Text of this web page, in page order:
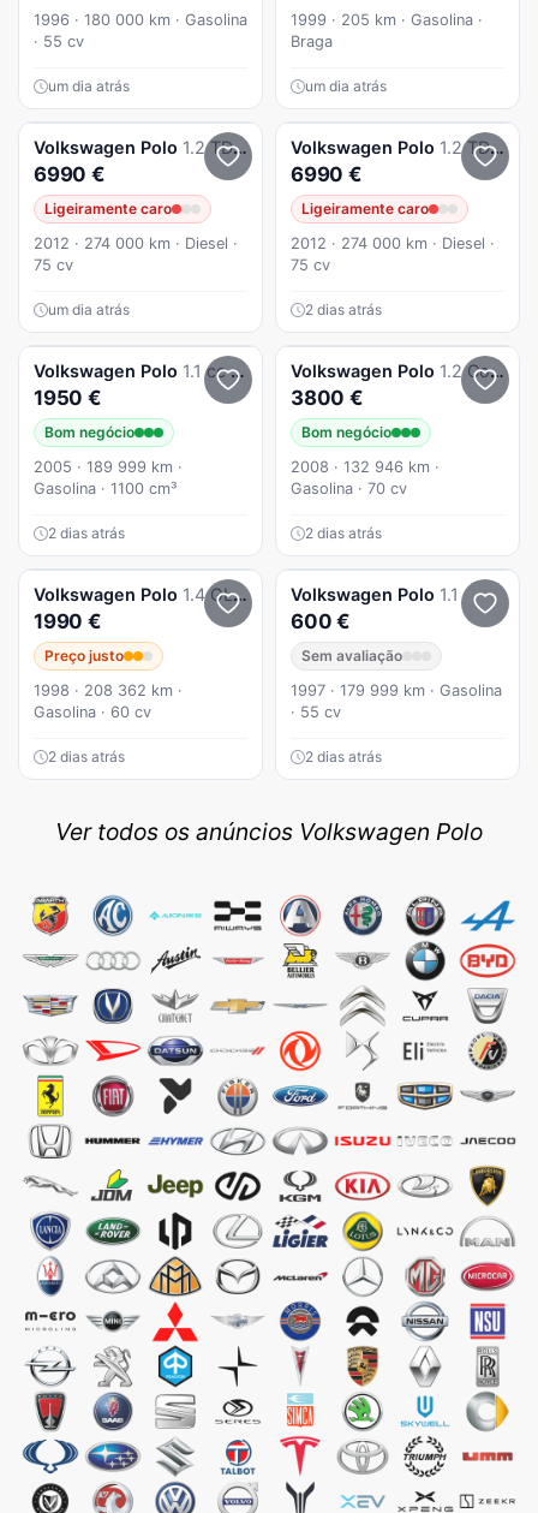
1996 · 180 000 km · Gasolina
· 55 cv
um dia atrás
1999 · 205 km · Gasolina ·
Braga
um dia atrás
Volkswagen Polo 1.2 TDi BlueMotion
6990 €
Ligeiramente caro
2012 · 274 000 km · Diesel ·
75 cv
um dia atrás
Volkswagen Polo 1.2 TDi BlueMotion
6990 €
Ligeiramente caro
2012 · 274 000 km · Diesel ·
75 cv
2 dias atrás
Volkswagen Polo 1.1 cc inspecção ate 2028
1950 €
Bom negócio
2005 · 189 999 km ·
Gasolina · 1100 cm³
2 dias atrás
Volkswagen Polo 1.2 Confortline
3800 €
Bom negócio
2008 · 132 946 km ·
Gasolina · 70 cv
2 dias atrás
Volkswagen Polo 1.4 GL P3
1990 €
Preço justo
1998 · 208 362 km ·
Gasolina · 60 cv
2 dias atrás
Volkswagen Polo 1.1
600 €
Sem avaliação
1997 · 179 999 km · Gasolina
· 55 cv
2 dias atrás
Ver todos os anúncios Volkswagen Polo